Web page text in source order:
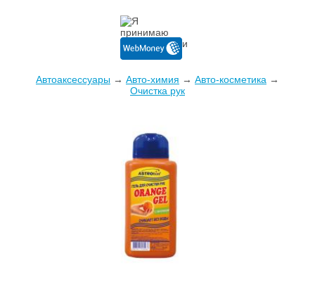
Автоаксессуары→ Авто-химия → Авто-косметика →
Очистка рук